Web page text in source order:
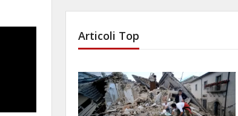
Articoli Top